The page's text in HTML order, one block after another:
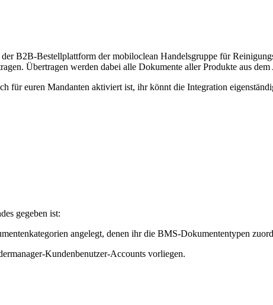
B2B-Bestellplattform der mobiloclean Handelsgruppe für
Übertragen werden dabei alle Dokumente aller Produkte aus
für euren Mandanten aktiviert ist, ihr könnt die Integration
gegeben ist:
angelegt, denen ihr die BMS-Dokumententypen
Kundenbenutzer-Accounts vorliegen.